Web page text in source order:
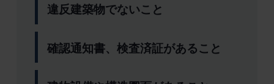
違反建築物でないこと
確認通知書、検査済証があること